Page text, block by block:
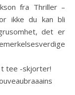
fra Thriller –
ikke du kan bli
det er
t tee -skjorter!